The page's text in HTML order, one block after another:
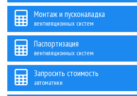
Монтаж и пусконаладка
вентиляционных систем
Паспортизация
вентиляционных систем
Запросить стоимость
автоматики